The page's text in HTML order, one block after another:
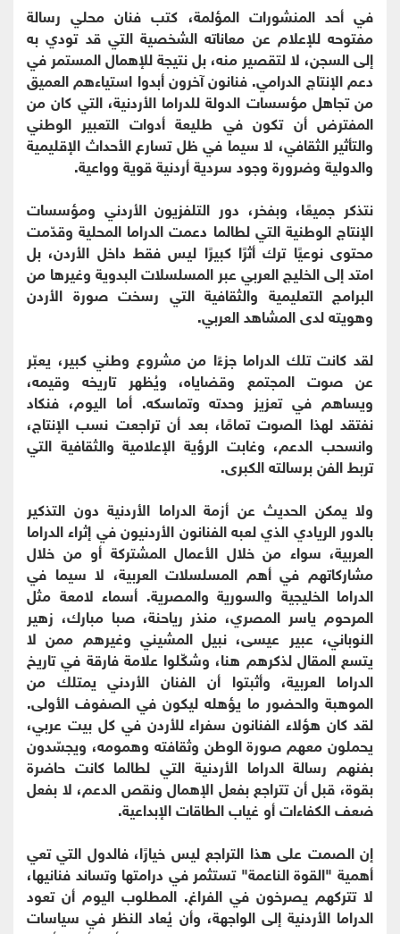
في أحد المنشورات المؤلمة، كتب فنان محلي رسالة
مفتوحه للإعلام عن معاناته الشخصية التي قد تودي به
إلى السجن، لا لتقصير منه، بل نتيجة للإهمال المستمر في
دعم الإنتاج الدرامي. فنانون آخرون أبدوا استياءهم العميق
من تجاهل مؤسسات الدولة للدراما الأردنية، التي كان من
المفترض أن تكون في طليعة أدوات التعبير الوطني
والتأثير الثقافي، لا سيما في ظل تسارع الأحداث الإقليمية
والدولية وضرورة وجود سردية أردنية قوية وواعية.
نتذكر جميعًا، وبفخر، دور التلفزيون الأردني ومؤسسات
الإنتاج الوطنية التي لطالما دعمت الدراما المحلية وقدّمت
محتوى نوعيًا ترك أثرًا كبيرًا ليس فقط داخل الأردن، بل
امتد إلى الخليج العربي عبر المسلسلات البدوية وغيرها من
البرامج التعليمية والثقافية التي رسخت صورة الأردن
وهويته لدى المشاهد العربي.
لقد كانت تلك الدراما جزءًا من مشروع وطني كبير، يعبّر
عن صوت المجتمع وقضاياه، ويُظهر تاريخه وقيمه،
ويساهم في تعزيز وحدته وتماسكه. أما اليوم، فنكاد
نفتقد لهذا الصوت تمامًا، بعد أن تراجعت نسب الإنتاج،
وانسحب الدعم، وغابت الرؤية الإعلامية والثقافية التي
تربط الفن برسالته الكبرى.
ولا يمكن الحديث عن أزمة الدراما الأردنية دون التذكير
بالدور الريادي الذي لعبه الفنانون الأردنيون في إثراء الدراما
العربية، سواء من خلال الأعمال المشتركة أو من خلال
مشاركاتهم في أهم المسلسلات العربية، لا سيما في
الدراما الخليجية والسورية والمصرية. أسماء لامعة مثل
المرحوم ياسر المصري، منذر رياحنة، صبا مبارك، زهير
النوباني، عبير عيسى، نبيل المشيني وغيرهم ممن لا
يتسع المقال لذكرهم هنا، وشكّلوا علامة فارقة في تاريخ
الدراما العربية، وأثبتوا أن الفنان الأردني يمتلك من
الموهبة والحضور ما يؤهله ليكون في الصفوف الأولى.
لقد كان هؤلاء الفنانون سفراء للأردن في كل بيت عربي،
يحملون معهم صورة الوطن وثقافته وهمومه، ويجسّدون
بفنهم رسالة الدراما الأردنية التي لطالما كانت حاضرة
بقوة، قبل أن تتراجع بفعل الإهمال ونقص الدعم، لا بفعل
ضعف الكفاءات أو غياب الطاقات الإبداعية.
إن الصمت على هذا التراجع ليس خيارًا، فالدول التي تعي
أهمية "القوة الناعمة" تستثمر في درامتها وتساند فنانيها،
لا تتركهم يصرخون في الفراغ. المطلوب اليوم أن تعود
الدراما الأردنية إلى الواجهة، وأن يُعاد النظر في سياسات